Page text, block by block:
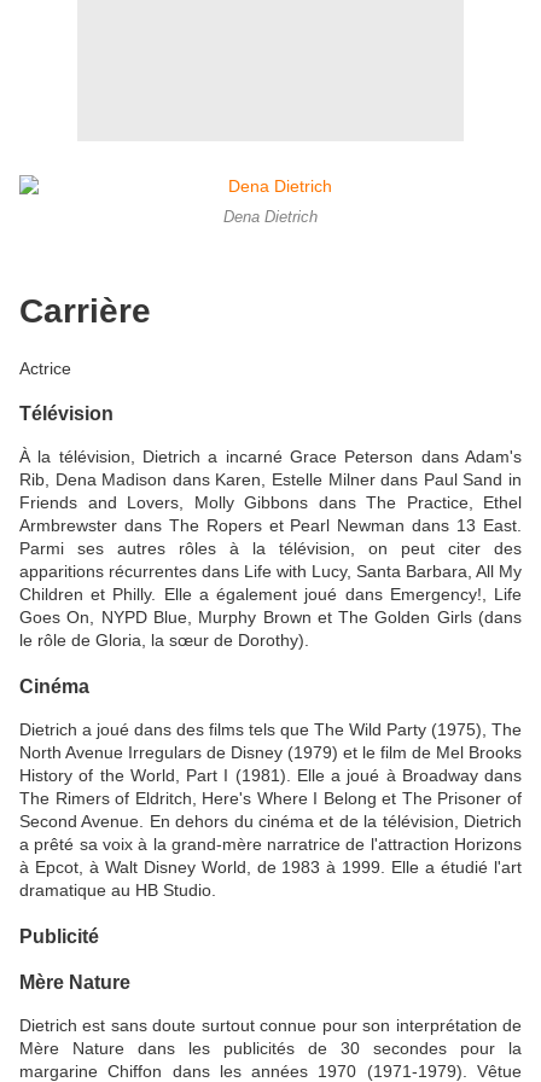
Dena Dietrich
Carrière
Actrice
Télévision
À la télévision, Dietrich a incarné Grace Peterson dans Adam's
Rib, Dena Madison dans Karen, Estelle Milner dans Paul Sand in
Friends and Lovers, Molly Gibbons dans The Practice, Ethel
Armbrewster dans The Ropers et Pearl Newman dans 13 East.
Parmi ses autres rôles à la télévision, on peut citer des
apparitions récurrentes dans Life with Lucy, Santa Barbara, All My
Children et Philly. Elle a également joué dans Emergency!, Life
Goes On, NYPD Blue, Murphy Brown et The Golden Girls (dans
le rôle de Gloria, la sœur de Dorothy).
Cinéma
Dietrich a joué dans des films tels que The Wild Party (1975), The
North Avenue Irregulars de Disney (1979) et le film de Mel Brooks
History of the World, Part I (1981). Elle a joué à Broadway dans
The Rimers of Eldritch, Here's Where I Belong et The Prisoner of
Second Avenue. En dehors du cinéma et de la télévision, Dietrich
a prêté sa voix à la grand-mère narratrice de l'attraction Horizons
à Epcot, à Walt Disney World, de 1983 à 1999. Elle a étudié l'art
dramatique au HB Studio.
Publicité
Mère Nature
Dietrich est sans doute surtout connue pour son interprétation de
Mère Nature dans les publicités de 30 secondes pour la
margarine Chiffon dans les années 1970 (1971-1979). Vêtue